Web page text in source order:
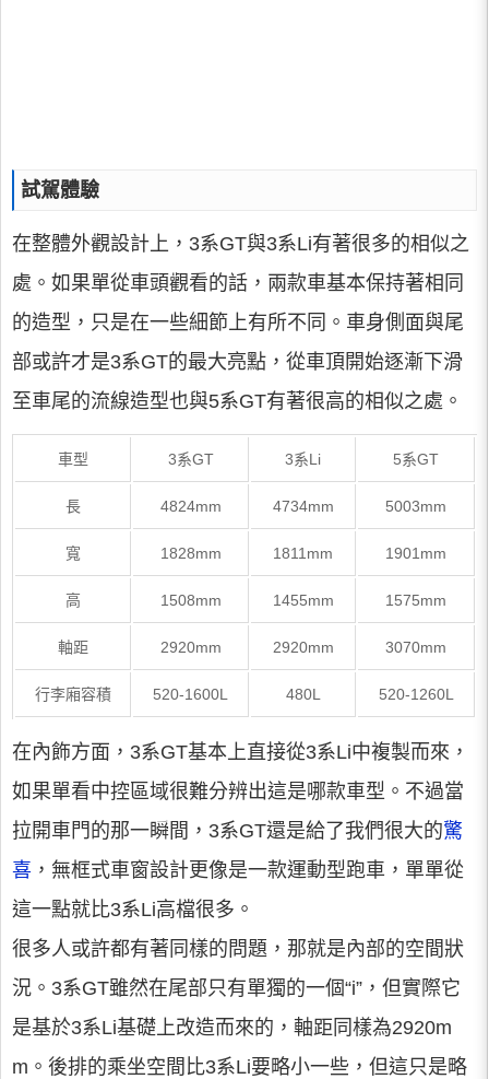
試駕體驗
在整體外觀設計上，3系GT與3系Li有著很多的相似之
處。如果單從車頭觀看的話，兩款車基本保持著相同
的造型，只是在一些細節上有所不同。車身側面與尾
部或許才是3系GT的最大亮點，從車頂開始逐漸下滑
至車尾的流線造型也與5系GT有著很高的相似之處。
車型 3系GT 3系Li 5系GT
長 4824mm 4734mm 5003mm
寬 1828mm 1811mm 1901mm
高 1508mm 1455mm 1575mm
軸距 2920mm 2920mm 3070mm
行李廂容積 520-1600L 480L 520-1260L
在內飾方面，3系GT基本上直接從3系Li中複製而來，
如果單看中控區域很難分辨出這是哪款車型。不過當
拉開車門的那一瞬間，3系GT還是給了我們很大的驚
喜 ，無框式車窗設計更像是一款運動型跑車，單單從
這一點就比3系Li高檔很多。
很多人或許都有著同樣的問題，那就是內部的空間狀
況。3系GT雖然在尾部只有單獨的一個“i”，但實際它
是基於3系Li基礎上改造而來的，軸距同樣為2920m
m。後排的乘坐空間比3系Li要略小一些，但這只是略